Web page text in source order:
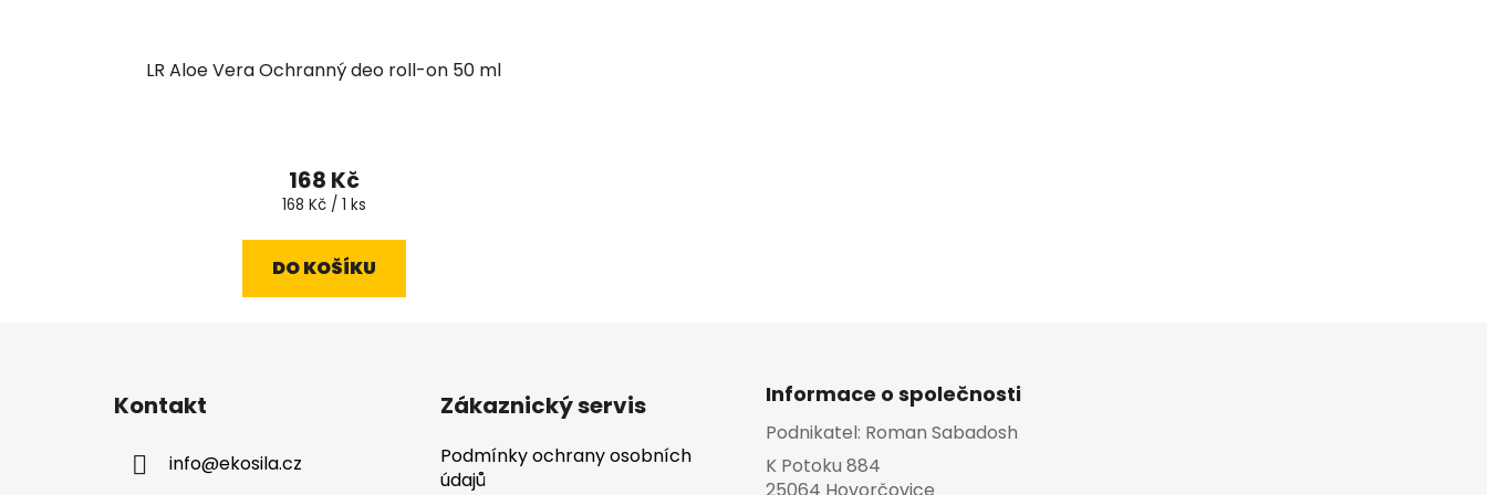
LR Aloe Vera Ochranný deo roll-on 50 ml
hodnocení
produktu
5,0
168 Kč
Měrná
168 Kč / 1 ks
DO KOŠÍKU
Kontakt
info@ekosila.cz
Zákaznický servis
Podmínky ochrany osobních
údajů
Informace o společnosti
Podnikatel: Roman Sabadosh
K Potoku 884
25064 Hovorčovice